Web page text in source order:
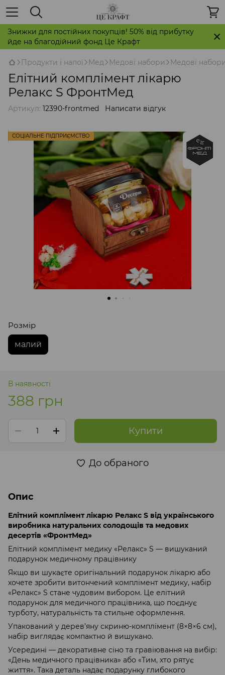
Знижки для постійних покупців! 50% від прибутку
йде на благодійний фонд Це Крафт
Продукти і напої Мед Медові набори Медові
Елітний комплімент лікарю
Релакс S ФронтМед
Артикул: 12390-frontmed Написати відгук
СОЦІАЛЬНЕ ПІДПРИЄМСТВО
Розмір
малий
В наявності
388 грн
Купити
До обраного
Опис
Елітний комплімент лікарю Релакс S від українського
виробника натуральних солодощів та медових
десертів «ФронтМед»
Елітний комплімент медику «Релакс» S — вишуканий
подарунок медичному працівнику
Якщо ви шукаєте оригінальний подарунок лікарю або
хочете зробити витончений комплімент медику, набір
«Релакс» S стане чудовим вибором. Це елітний
подарунок для медичного працівника, що поєднує
турботу, натуральність та стильне оформлення.
Упакований у дерев’яну скриню-комплімент (8×8×6 см),
набір виглядає компактно й вишукано.
Усередині — декоративне сіно та гравіювання на вибір:
«День медичного працівника» або «Тим, хто рятує
життя». Така деталь надає подарунку глибокого